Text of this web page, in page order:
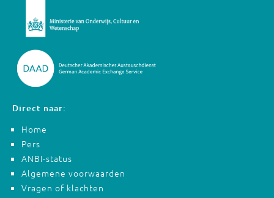
Direct naar:
Home
Pers
ANBI-status
Algemene voorwaarden
Vragen of klachten